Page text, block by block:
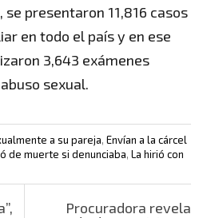
presentaron 11,816 casos
en todo el país y en ese
3,643 exámenes
sexual.
a su pareja, Envían a la cárcel
de muerte si denunciaba, La hirió con
Procuradora revela